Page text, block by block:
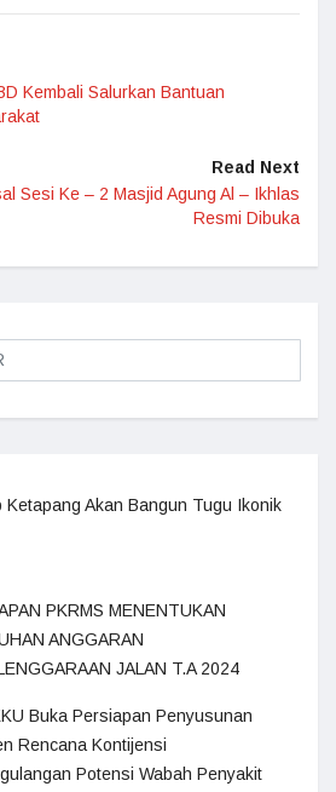
Kembali Salurkan Bantuan
Read Next
Sesi Ke – 2 Masjid Agung Al – Ikhlas
Resmi Dibuka
Ketapang Akan Bangun Tugu Ikonik
PKRMS MENENTUKAN
ANGGARAN
JALAN T.A 2024
Buka Persiapan Penyusunan
Rencana Kontijensi
Potensi Wabah Penyakit